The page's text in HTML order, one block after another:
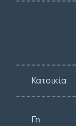
Κατοικία
Γη